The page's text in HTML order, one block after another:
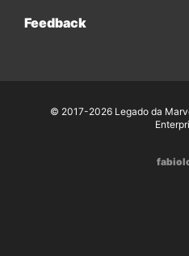
Feedback
© 2017-2026 Legado da